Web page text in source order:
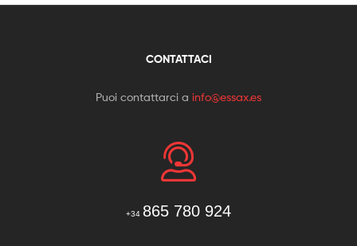
CONTATTACI
Puoi contattarci a info@essax.es
+34 865 780 924